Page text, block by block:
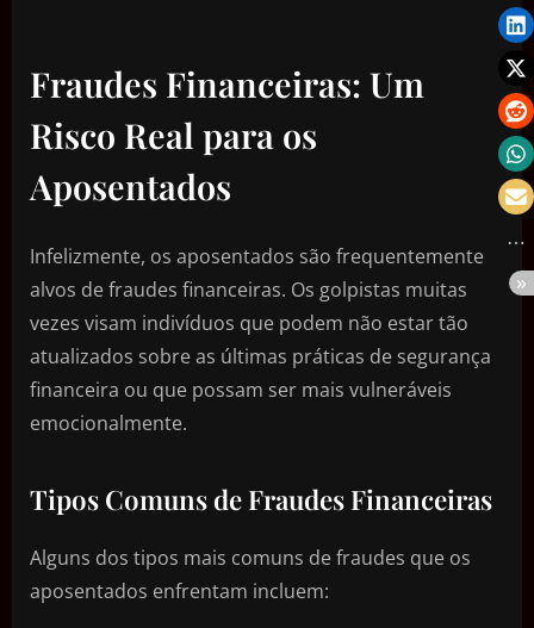
Fraudes Financeiras: Um
Risco Real para os
Aposentados
Infelizmente, os aposentados são frequentemente
alvos de fraudes financeiras. Os golpistas muitas
vezes visam indivíduos que podem não estar tão
atualizados sobre as últimas práticas de segurança
financeira ou que possam ser mais vulneráveis
emocionalmente.
Tipos Comuns de Fraudes Financeiras
Alguns dos tipos mais comuns de fraudes que os
aposentados enfrentam incluem: